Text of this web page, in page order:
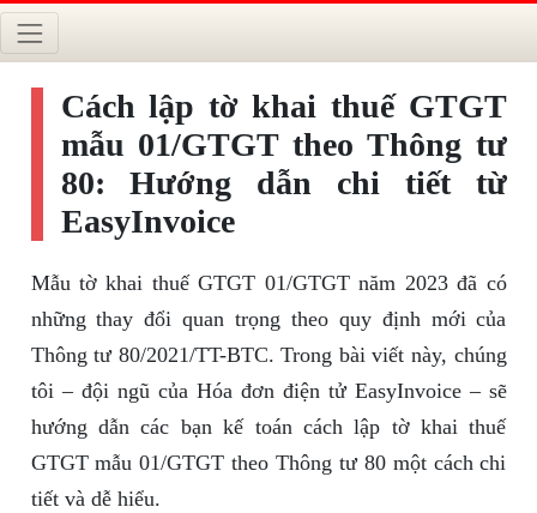
Cách lập tờ khai thuế GTGT
mẫu 01/GTGT theo Thông tư
80: Hướng dẫn chi tiết từ
EasyInvoice
Mẫu tờ khai thuế GTGT 01/GTGT năm 2023 đã có
những thay đổi quan trọng theo quy định mới của
Thông tư 80/2021/TT-BTC. Trong bài viết này, chúng
tôi – đội ngũ của Hóa đơn điện tử EasyInvoice – sẽ
hướng dẫn các bạn kế toán cách lập tờ khai thuế
GTGT mẫu 01/GTGT theo Thông tư 80 một cách chi
tiết và dễ hiểu.